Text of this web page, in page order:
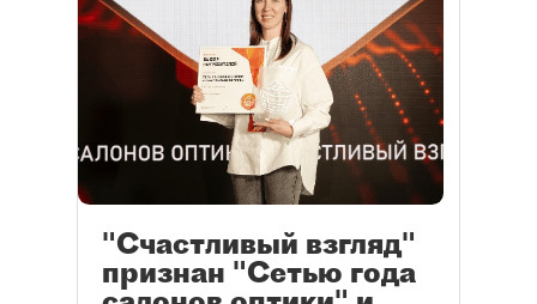
"Счастливый взгляд"
признан "Сетью года